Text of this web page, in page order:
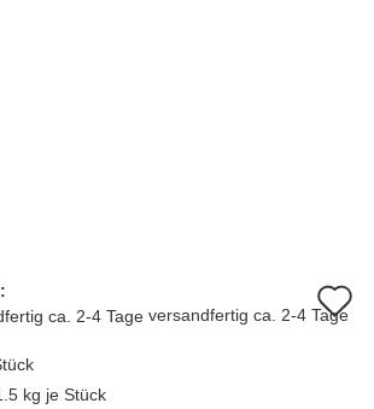
versandfertig ca. 2-4 Tage
kg je Stück